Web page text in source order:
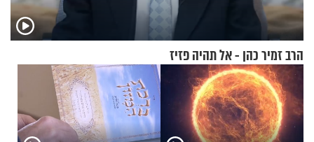
הרב זמיר כהן - אל תהיה פזיז